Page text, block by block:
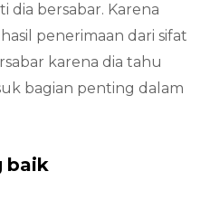
dia bersabar. Karena
penerimaan dari sifat
karena dia tahu
bagian penting dalam
baik